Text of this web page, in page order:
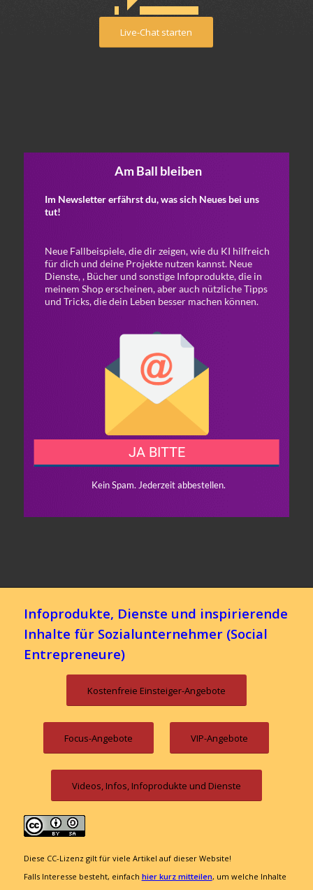
Live-Chat starten
Infoprodukte, Dienste und inspirierende
Inhalte für Sozialunternehmer (Social
Entrepreneure)
Kostenfreie Einsteiger-Angebote
Focus-Angebote VIP-Angebote
Videos, Infos, Infoprodukte und Dienste
Diese CC-Lizenz gilt für viele Artikel auf dieser Website!
Falls Interesse besteht, einfach hier kurz mitteilen, um welche Inhalte